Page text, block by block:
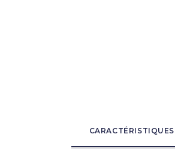
CARACTÉRISTIQUES